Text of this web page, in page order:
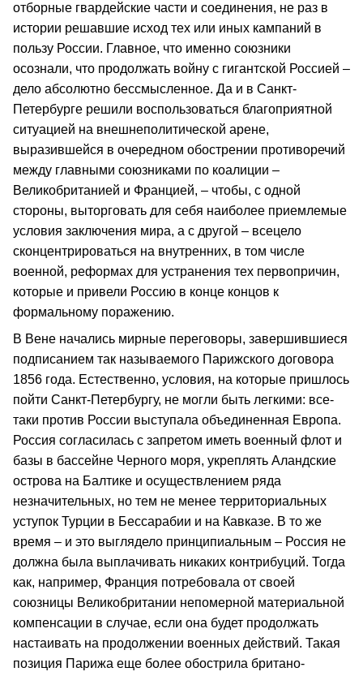
отборные гвардейские части и соединения, не раз в
истории решавшие исход тех или иных кампаний в
пользу России. Главное, что именно союзники
осознали, что продолжать войну с гигантской Россией –
дело абсолютно бессмысленное. Да и в Санкт-
Петербурге решили воспользоваться благоприятной
ситуацией на внешнеполитической арене,
выразившейся в очередном обострении противоречий
между главными союзниками по коалиции –
Великобританией и Францией, – чтобы, с одной
стороны, выторговать для себя наиболее приемлемые
условия заключения мира, а с другой – всецело
сконцентрироваться на внутренних, в том числе
военной, реформах для устранения тех первопричин,
которые и привели Россию в конце концов к
формальному поражению.
В Вене начались мирные переговоры, завершившиеся
подписанием так называемого Парижского договора
1856 года. Естественно, условия, на которые пришлось
пойти Санкт-Петербургу, не могли быть легкими: все-
таки против России выступала объединенная Европа.
Россия согласилась с запретом иметь военный флот и
базы в бассейне Черного моря, укреплять Аландские
острова на Балтике и осуществлением ряда
незначительных, но тем не менее территориальных
уступок Турции в Бессарабии и на Кавказе. В то же
время – и это выглядело принципиальным – Россия не
должна была выплачивать никаких контрибуций. Тогда
как, например, Франция потребовала от своей
союзницы Великобритании непомерной материальной
компенсации в случае, если она будет продолжать
настаивать на продолжении военных действий. Такая
позиция Парижа еще более обострила британо-